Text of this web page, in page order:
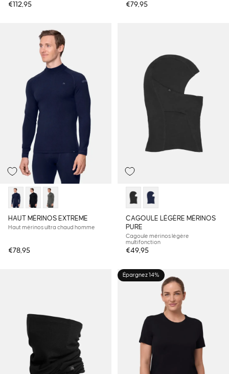
€112,95 €79,95
HAUT MÉRINOS EXTREME
Haut mérinos ultra chaud homme
€78,95
CAGOULE LÉGÈRE MÉRINOS
PURE
Cagoule mérinos légère
multifonction
€49,95
Épargnez 14%